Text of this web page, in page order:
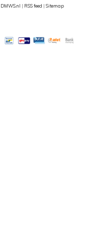
DMWS.nl RSS feed
Sitemap